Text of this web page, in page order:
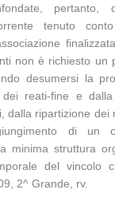
pertanto,
tenuto
non è richiesto un
desumersi la
dei reati-fine e
dalla ripartizione dei
di un
minima struttura
del vincolo
2^ Grande, rv.